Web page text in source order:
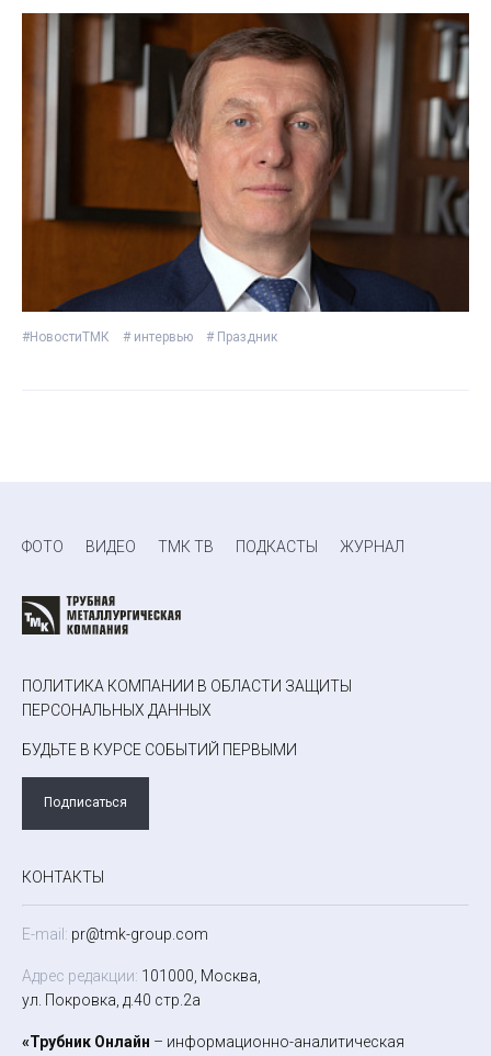
#НовостиТМК # интервью # Праздник
ФОТО ВИДЕО ТМК ТВ ПОДКАСТЫ ЖУРНАЛ
ПОЛИТИКА КОМПАНИИ В ОБЛАСТИ ЗАЩИТЫ
ПЕРСОНАЛЬНЫХ ДАННЫХ
БУДЬТЕ В КУРСЕ СОБЫТИЙ ПЕРВЫМИ
Подписаться
КОНТАКТЫ
E-mail: pr@tmk-group.com
Адрес редакции: 101000, Москва,
ул. Покровка, д.40 стр.2а
«Трубник Онлайн – информационно-аналитическая